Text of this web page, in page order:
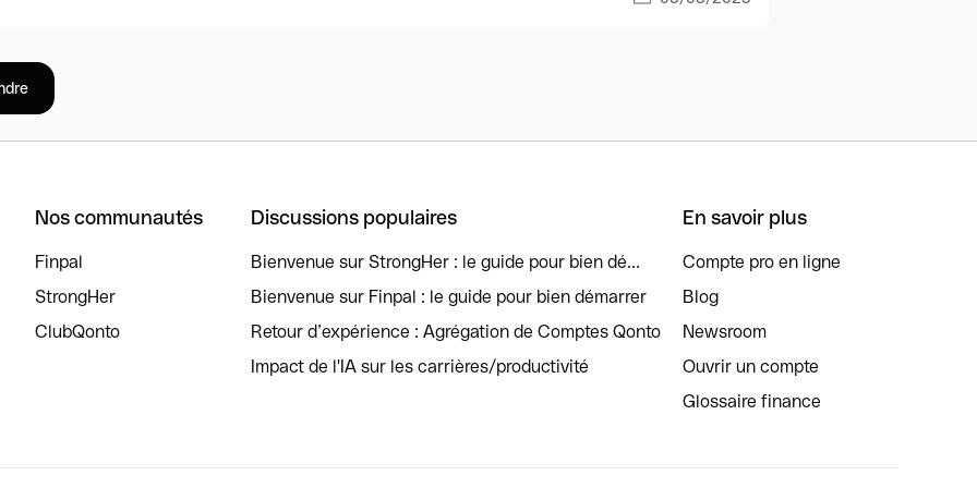
Nos communautés
Finpal
StrongHer
ClubQonto
Discussions populaires
Bienvenue sur StrongHer : le guide pour bien dé...
Bienvenue sur Finpal : le guide pour bien démarrer
Retour d’expérience : Agrégation de Comptes Qonto
Impact de l'IA sur les carrières/productivité
En savoir plus
Compte pro en ligne
Blog
Newsroom
Ouvrir un compte
Glossaire finance